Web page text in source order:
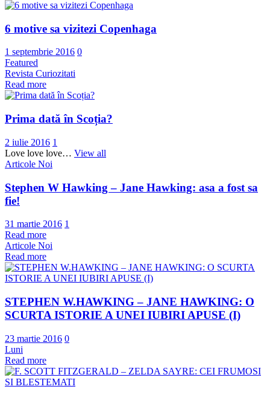
6 motive sa vizitezi Copenhaga
1 septembrie 2016 0
Featured
Revista Curiozitati
Read more
Prima dată în Scoția?
2 iulie 2016 1
Love love love… View all
Articole Noi
Stephen W Hawking – Jane Hawking: asa a fost sa
fie!
31 martie 2016 1
Read more
Articole Noi
Read more
STEPHEN W.HAWKING – JANE HAWKING: O
SCURTA ISTORIE A UNEI IUBIRI APUSE (I)
23 martie 2016 0
Luni
Read more